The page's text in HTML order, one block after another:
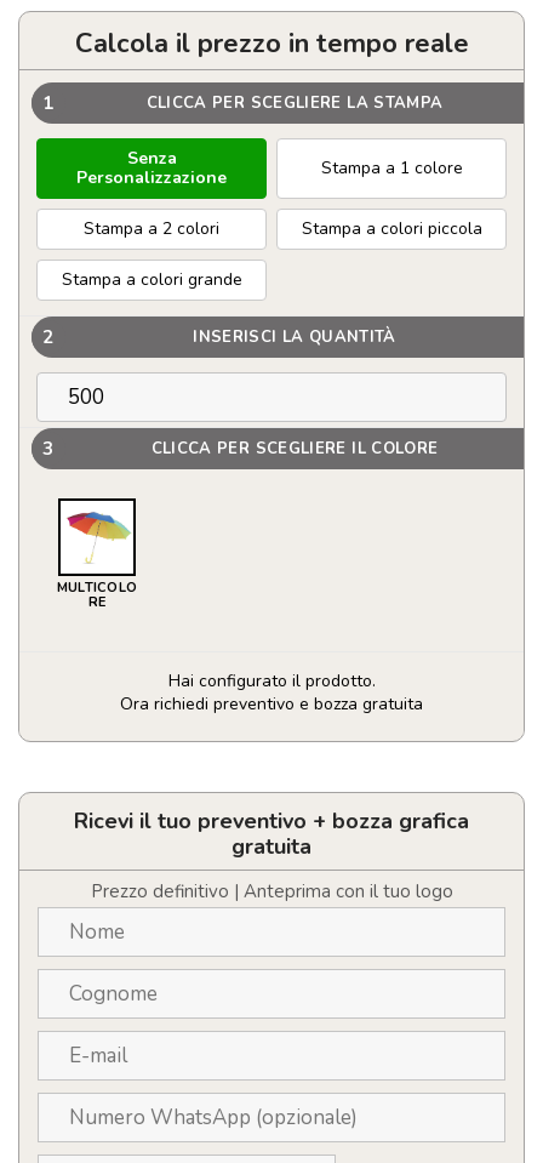
Calcola il prezzo in tempo reale
1 CLICCA PER SCEGLIERE LA STAMPA
Senza
Personalizzazione
Stampa a 1 colore
Stampa a 2 colori Stampa a colori piccola
Stampa a colori grande
2 INSERISCI LA QUANTITÀ
3 CLICCA PER SCEGLIERE IL COLORE
MULTICOLO
RE
Hai configurato il prodotto.
Ora richiedi preventivo e bozza gratuita
Ombrello
per
bambini
quantità
Ricevi il tuo preventivo + bozza grafica
gratuita
Prezzo definitivo | Anteprima con il tuo logo